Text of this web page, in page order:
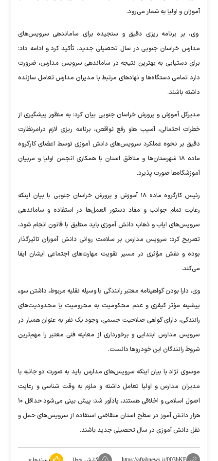
آموزان و اولیا به شمار می‌رود.
وی، بر برنامه ریزی دقیق و سنجیده برای ساماندهی سرویس‌های
مدارس خراسان جنوبی در سال تحصیلی جدید، تأکید کرد و ادامه داد:
برای دستیابی به بهترین نتیجه در ساماندهی سرویس مدارس، ضرورت
دارد تمامی دستگاه‌ها و نهاد‌های مرتبط با مدیران مدارس تعامل سازنده
داشته باشند.
مدیرکل آموزش و پرورش خراسان جنوبی بیان کرد: به منظور پیشگیری از
خطرات احتمالی، آسیب هاو رفع نواقص، برنامه ریزی لازم درامرنظارت
دقیق بر نحوه عملکرد سرویس‌های دانش آموزی توسط اعضای کارگروه
ماده ۱۸ شهرستان‌ها و مناطق استان با همکاری انجمن اولیا و مربیان
آموزشگاه‌ها صورت پذیرد.
رئیس کارگروه ماده ۱۸ آموزش و پرورش خراسان جنوبی با بیان اینکه
رعایت تمام جوانب و مفاد دستور العمل‌ها در استفاده و ساماندهی
سرویس‌های ایاب و ذهاب دانش آموزی باید منطبق با قانون انجام شود،
تصریح کرد: سرویس مدارس بر سلامت روانی دانش آموزان تاثیرگذار
بوده و نقش مؤثری در مسیر تقویت مهارت‌های اجتماعی ایشان ایفا
می‌کند.
وی، دارا بودن گواهینامه معتبر رانندگی با وسیله نقلیه مربوط، داشتن سوء
پیشینه مؤثر کیفری و عدم محکومیت به محرومیت یا محدودیت‌های
رانندگی، دارای گواهی صلاحیت جسمی، وجود یک نفر به عنوان همیار در
سرویس مدارس ابتدایی و برخورداری از معاینه فنی معتبر را مهم‌ترین
شروط رانندگان این خودرو‌ها دانست.
موسوی نژاد با بیان اینکه سرویس‌های مدارس باید به صورت دو جانبه با
مدیران مدارس و اولیا تعامل داشته و ملزم به وقت شناسی و رعایت
اصول اسلامی و اخلاقی هستند، یادآور شد: پیش بینی می‌شود حداقل ۱۰
هزار دانش آموز در سطح استان متقاضی استفاده از سرویس‌های حمل و
نقل دانش آموزی در سال تحصیلی جدید باشند.